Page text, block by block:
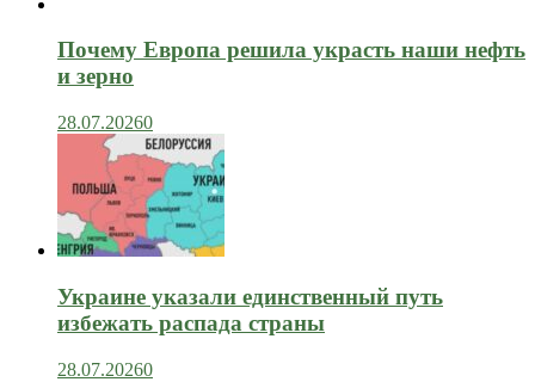
Почему Европа решила украсть наши нефть
и зерно
28.07.20260
Украине указали единственный путь
избежать распада страны
28.07.20260